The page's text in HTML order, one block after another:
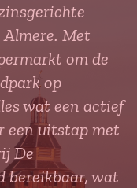
Met
om de
op
wat een actief
een uitstap met
De
bereikbaar, wat